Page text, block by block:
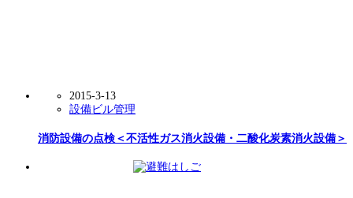
2015-3-13
設備ビル管理
消防設備の点検＜不活性ガス消火設備・二酸化炭素消火設備＞